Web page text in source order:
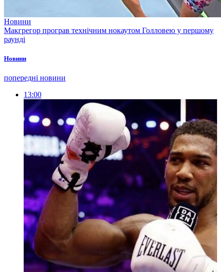
Новини
Макгрегор програв технічним нокаутом Голловею у першому
раунді
Новини
попередні новини
13:00